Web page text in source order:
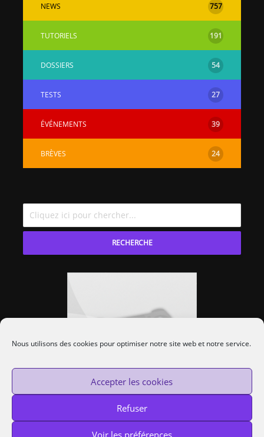
Nous utilisons des cookies pour optimiser notre site web et notre service.
Accepter les cookies
Refuser
Voir les préférences
NEWS 757
TUTORIELS 191
DOSSIERS 54
TESTS 27
ÉVÉNEMENTS 39
BRÈVES 24
RECHERCHE